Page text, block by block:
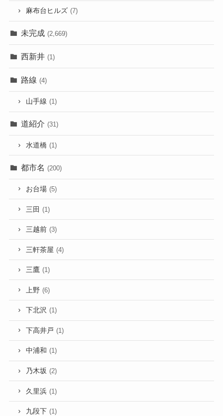
麻布台ヒルズ (7)
未完成 (2,669)
西新井 (1)
路線 (4)
山手線 (1)
道紹介 (31)
水道橋 (1)
都市名 (200)
お台場 (5)
三田 (1)
三越前 (3)
三軒茶屋 (4)
三鷹 (1)
上野 (6)
下北沢 (1)
下高井戸 (1)
中浦和 (1)
乃木坂 (2)
久里浜 (1)
九段下 (1)